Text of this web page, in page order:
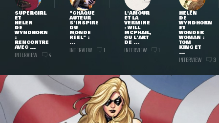
SUPERGIRL
ET
HELEN
DE
WYNDHORN
:
RENCONTRE
AVEC ...
INTERVIEW 4
"CHAQUE
AUTEUR
S'INSPIRE
DU
MONDE
RÉEL" :
...
INTERVIEW 1
L'AMOUR
ET LA
VERMINE
: WILL
MCPHAIL,
OU L'ART
DE ...
INTERVIEW 1
HELEN
DE
WYNDHORN
ET
WONDER
WOMAN :
TOM
KING ET
...
INTERVIEW 3